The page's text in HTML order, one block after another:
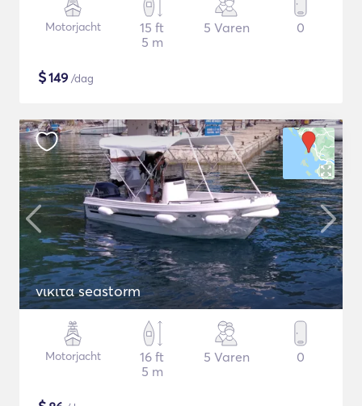
Motorjacht
15 ft
5 m
5 Varen 0
$149 /dag
νικιτα seastorm
Motorjacht
16 ft
5 m
5 Varen 0